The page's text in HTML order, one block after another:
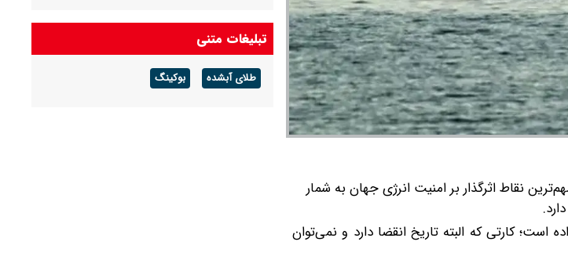
نقاط اثرگذار بر امنیت انرژی جهان به شمار
است؛ کارتی که البته تاریخ انقضا دارد و نمی‌توان
تبلیغات متنی
طلای آبشده بوکینگ